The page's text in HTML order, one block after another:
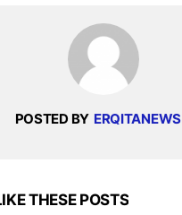
POSTED BY ERQITANEWS
THESE POSTS